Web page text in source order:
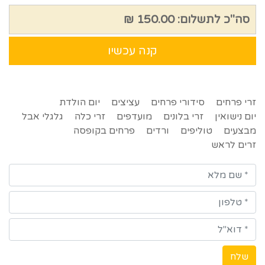
סה"כ לתשלום:150.00 ₪
קנה עכשיו
זרי פרחים סידורי פרחים עציצים
יום הולדת
יום נישואין
זרי בלונים מועדפים זרי כלה
גלגלי אבל
מבצעים
טוליפים ורדים
פרחים בקופסה
זרים לראש
שלח